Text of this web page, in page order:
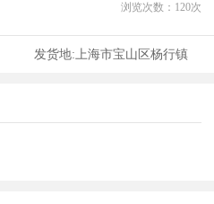
浏览次数： 120次
发货地: 上海市宝山区杨行镇